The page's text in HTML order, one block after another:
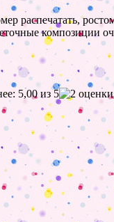
распечатать,
композиции